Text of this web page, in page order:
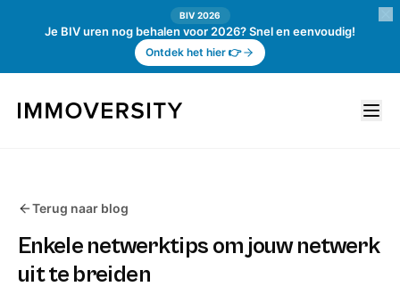
BIV 2026
Je BIV uren nog behalen voor 2026? Snel en eenvoudig!
Ontdek het hier 👉
Terug naar blog
Enkele netwerktips om jouw netwerk
uit te breiden